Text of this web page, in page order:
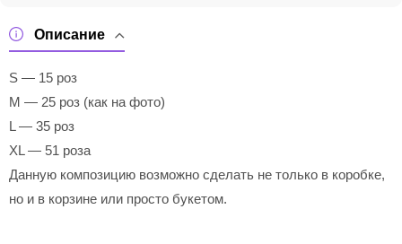
Описание
S — 15 роз
M — 25 роз (как на фото)
L — 35 роз
XL — 51 роза
Данную композицию возможно сделать не только в коробке,
но и в корзине или просто букетом.